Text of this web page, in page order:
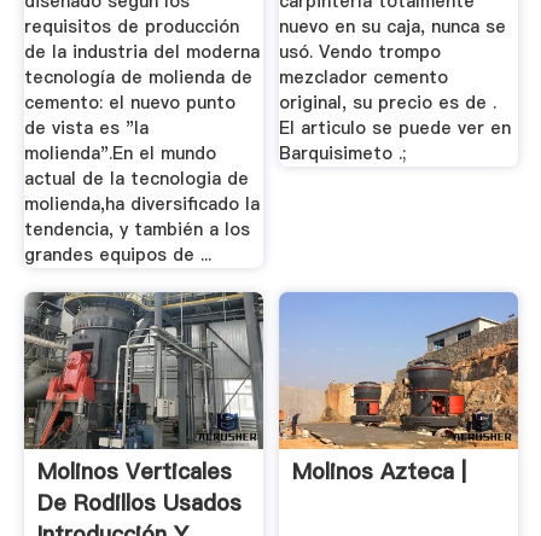
requisitos de producción
de la industria del moderna
tecnología de molienda de
cemento: el nuevo punto
de vista es "la
molienda".En el mundo
actual de la tecnologia de
molienda,ha diversificado la
tendencia, y también a los
grandes equipos de ...
nuevo en su caja, nunca se
usó. Vendo trompo
mezclador cemento
original, su precio es de .
El articulo se puede ver en
Barquisimeto .;
Molinos Verticales
De Rodillos Usados
Molinos Azteca |